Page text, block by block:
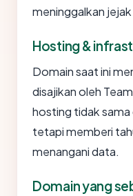
meninggalkan
Hosting &
Domain saat ini
disajikan oleh
hosting tidak
tetapi memberi
menangani data.
Domain yang